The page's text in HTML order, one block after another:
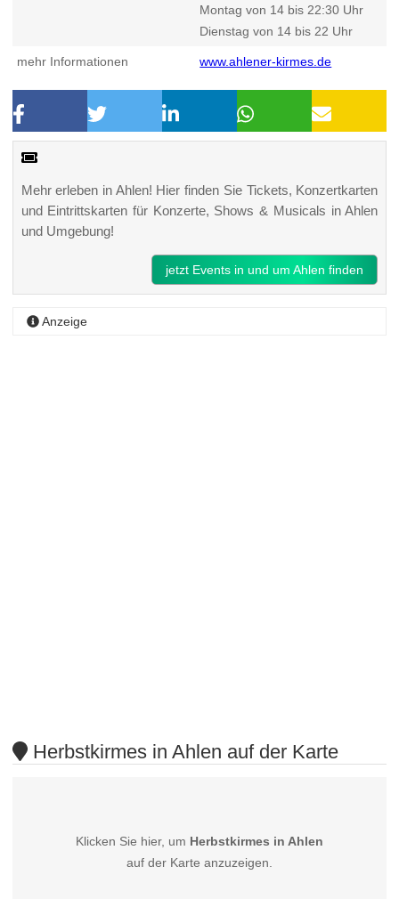
Montag von 14 bis 22:30 Uhr
Dienstag von 14 bis 22 Uhr
mehr Informationen www.ahlener-kirmes.de
Mehr erleben in Ahlen! Hier finden Sie Tickets, Konzertkarten
und Eintrittskarten für Konzerte, Shows & Musicals in Ahlen
und Umgebung!
jetzt Events in und um Ahlen finden
Anzeige
Herbstkirmes in Ahlen auf der Karte
Klicken Sie hier, um Herbstkirmes in Ahlen
auf der Karte anzuzeigen.